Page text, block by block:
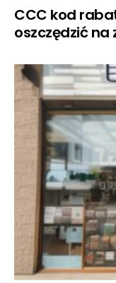
CCC kod
oszczędzić na